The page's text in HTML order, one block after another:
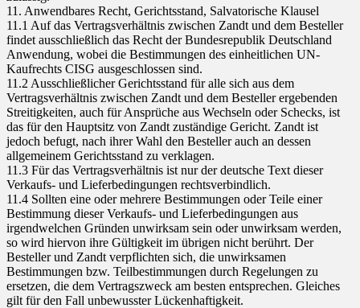
11. Anwendbares Recht, Gerichtsstand, Salvatorische Klausel
11.1 Auf das Vertragsverhältnis zwischen Zandt und dem Besteller
findet ausschließlich das Recht der Bundesrepublik Deutschland
Anwendung, wobei die Bestimmungen des einheitlichen UN-
Kaufrechts CISG ausgeschlossen sind.
11.2 Ausschließlicher Gerichtsstand für alle sich aus dem
Vertragsverhältnis zwischen Zandt und dem Besteller ergebenden
Streitigkeiten, auch für Ansprüche aus Wechseln oder Schecks, ist
das für den Hauptsitz von Zandt zuständige Gericht. Zandt ist
jedoch befugt, nach ihrer Wahl den Besteller auch an dessen
allgemeinem Gerichtsstand zu verklagen.
11.3 Für das Vertragsverhältnis ist nur der deutsche Text dieser
Verkaufs- und Lieferbedingungen rechtsverbindlich.
11.4 Sollten eine oder mehrere Bestimmungen oder Teile einer
Bestimmung dieser Verkaufs- und Lieferbedingungen aus
irgendwelchen Gründen unwirksam sein oder unwirksam werden,
so wird hiervon ihre Gültigkeit im übrigen nicht berührt. Der
Besteller und Zandt verpflichten sich, die unwirksamen
Bestimmungen bzw. Teilbestimmungen durch Regelungen zu
ersetzen, die dem Vertragszweck am besten entsprechen. Gleiches
gilt für den Fall unbewusster Lückenhaftigkeit.